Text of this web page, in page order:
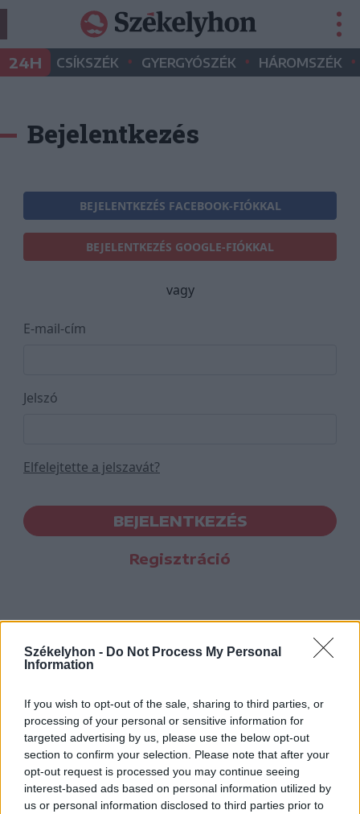
Székelyhon - Do Not Process My Personal
Information
If you wish to opt-out of the sale, sharing to third parties, or
processing of your personal or sensitive information for
targeted advertising by us, please use the below opt-out
section to confirm your selection. Please note that after your
opt-out request is processed you may continue seeing
interest-based ads based on personal information utilized by
us or personal information disclosed to third parties prior to
24H CSÍKSZÉK • GYERGYÓSZÉK • HÁROMSZÉK •
Bejelentkezés
BEJELENTKEZÉS FACEBOOK-FIÓKKAL
BEJELENTKEZÉS GOOGLE-FIÓKKAL
vagy
E-mail-cím
Jelszó
Elfelejtette a jelszavát?
BEJELENTKEZÉS
Regisztráció
Hasznos
Impresszum